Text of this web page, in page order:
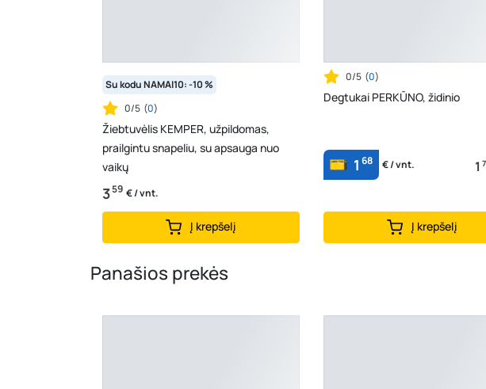
Su kodu NAMAI10: -10 %
0/5 (0)
Žiebtuvėlis KEMPER, užpildomas,
prailgintu snapeliu, su apsauga nuo
vaikų
359 € / vnt.
Į krepšelį
0/5 (0)
Degtukai PERKŪNO, židinio
1 68 € / vnt. 1
Į krepšelį
Panašios prekės